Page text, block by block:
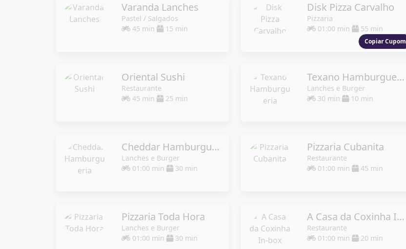
Varanda Lanches
Pastel / Salgados
45 min
15 min
Disk Pizza Carvalho
Pizzaria
01:00 min
55 min
Copiar Cupom
Oriental Sushi
Restaurante
45 min
25 min
Texano Hamburgueria
Lanches e Burger
30 min
10 min
Cheddar Hamburgueria
Lanches e Burger
01:00 min
30 min
Pizzaria Cubanita
Restaurante
01:00 min
45 min
Pizzaria Toda Hora
Lanches e Burger
01:00 min
30 min
A Casa da Coxinha In-box
Restaurante
01:00 min
20 min